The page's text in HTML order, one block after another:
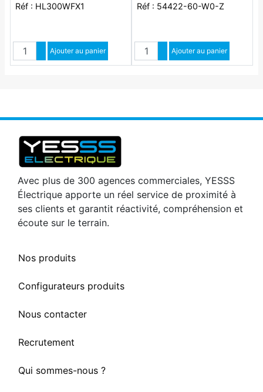
Réf : HL300WFX1
QuantitéAugmenter quantité
Diminuer quantité
Ajouter au panier
Réf : 54422-60-W0-Z
QuantitéAugmenter quantité
Diminuer quantité
Ajouter au panier
Avec plus de 300 agences commerciales, YESSS
Électrique apporte un réel service de proximité à
ses clients et garantit réactivité, compréhension et
écoute sur le terrain.
Nos produits
Configurateurs produits
Nous contacter
Recrutement
Qui sommes-nous ?